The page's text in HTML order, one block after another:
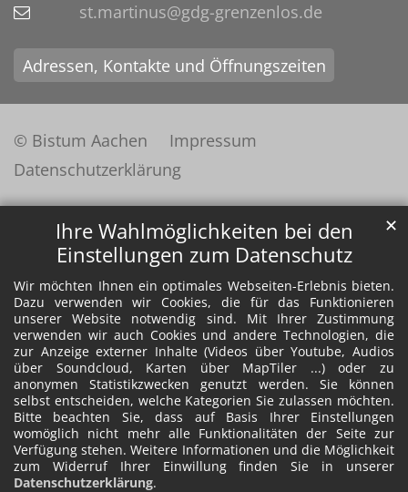
Ihre Wahlmöglichkeiten bei den
Einstellungen zum Datenschutz
Wir möchten Ihnen ein optimales Webseiten-Erlebnis bieten.
Dazu verwenden wir Cookies, die für das Funktionieren
unserer Website notwendig sind. Mit Ihrer Zustimmung
verwenden wir auch Cookies und andere Technologien, die
zur Anzeige externer Inhalte (Videos über Youtube, Audios
über Soundcloud, Karten über MapTiler ...) oder zu
anonymen Statistikzwecken genutzt werden. Sie können
selbst entscheiden, welche Kategorien Sie zulassen möchten.
Bitte beachten Sie, dass auf Basis Ihrer Einstellungen
womöglich nicht mehr alle Funktionalitäten der Seite zur
Verfügung stehen. Weitere Informationen und die Möglichkeit
zum Widerruf Ihrer Einwillung finden Sie in unserer
Datenschutzerklärung.
✕
st.martinus@gdg-grenzenlos.de
Adressen, Kontakte und Öffnungszeiten
© Bistum Aachen
Impressum
Datenschutzerklärung